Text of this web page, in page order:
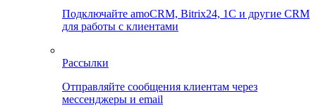
Подключайте amoCRM, Bitrix24, 1C и другие CRM
для работы с клиентами
Рассылки
Отправляйте сообщения клиентам через
мессенджеры и email